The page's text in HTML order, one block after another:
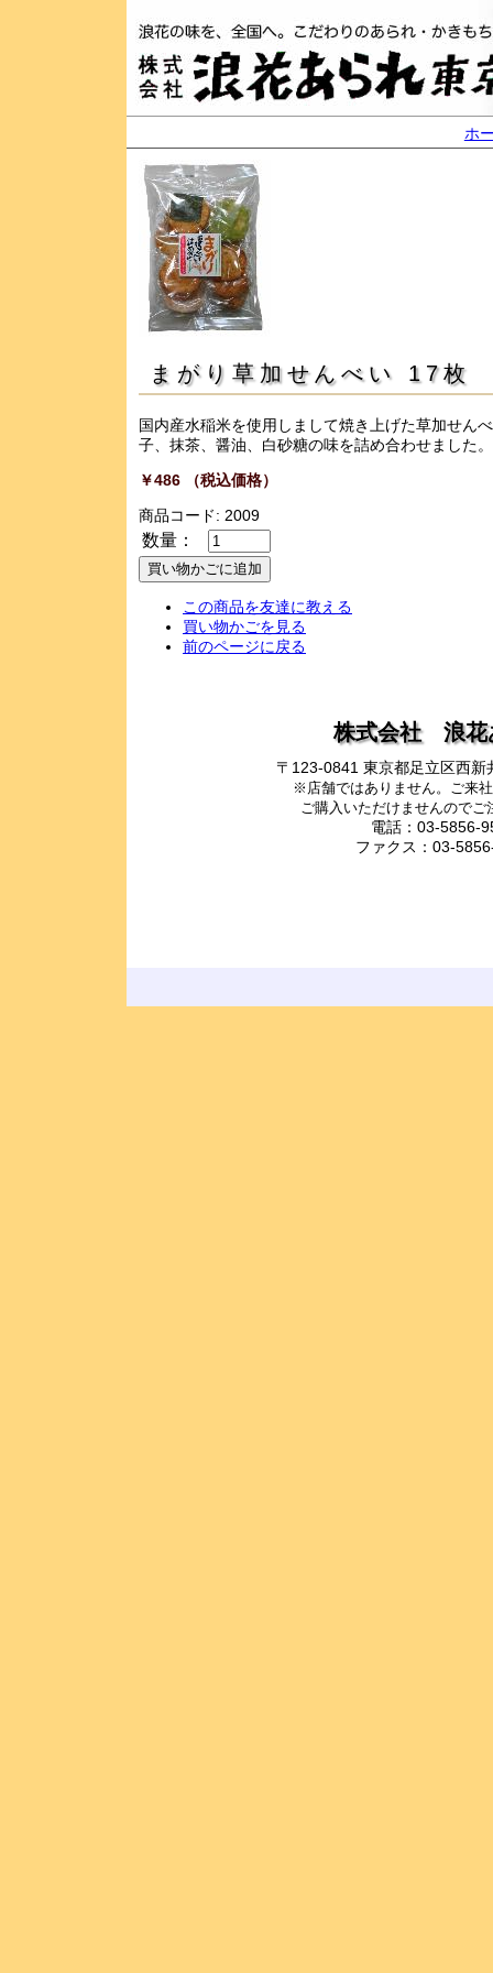
ホ
まがり草加せんべい 17枚
国内産水稲米を使用しまして焼き上げた草加せん
子、抹茶、醤油、白砂糖の味を詰め合わせました。
￥486 （税込価格）
商品コード: 2009
数量：
この商品を友達に教える
買い物かごを見る
前のページに戻る
株式会社 浪花
〒123-0841 東京都足立区西新
※店舗ではありません。ご来
ご購入いただけませんのでご
電話：03-5856-
ファクス：03-